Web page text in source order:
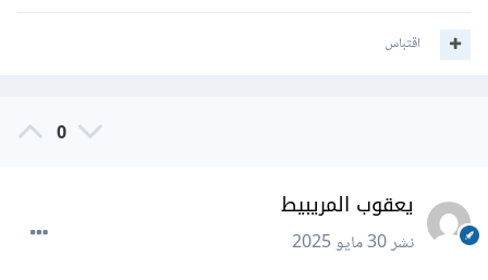
اقتباس
0
يعقوب المريبيط
نشر30 مايو 2025